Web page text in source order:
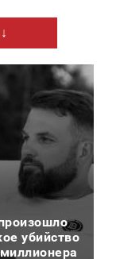
убийство